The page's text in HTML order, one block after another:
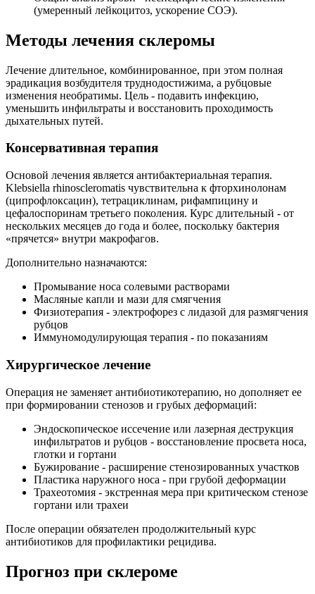
(умеренный лейкоцитоз, ускорение СОЭ).
Методы лечения склеромы
Лечение длительное, комбинированное, при этом полная
эрадикация возбудителя труднодостижима, а рубцовые
изменения необратимы. Цель - подавить инфекцию,
уменьшить инфильтраты и восстановить проходимость
дыхательных путей.
Консервативная терапия
Основой лечения является антибактериальная терапия.
Klebsiella rhinoscleromatis чувствительна к фторхинолонам
(ципрофлоксацин), тетрациклинам, рифампицину и
цефалоспоринам третьего поколения. Курс длительный - от
нескольких месяцев до года и более, поскольку бактерия
«прячется» внутри макрофагов.
Дополнительно назначаются:
Промывание носа солевыми растворами
Масляные капли и мази для смягчения
Физиотерапия - электрофорез с лидазой для размягчения
рубцов
Иммуномодулирующая терапия - по показаниям
Хирургическое лечение
Операция не заменяет антибиотикотерапию, но дополняет ее
при формировании стенозов и грубых деформаций:
Эндоскопическое иссечение или лазерная деструкция
инфильтратов и рубцов - восстановление просвета носа,
глотки и гортани
Бужирование - расширение стенозированных участков
Пластика наружного носа - при грубой деформации
Трахеотомия - экстренная мера при критическом стенозе
гортани или трахеи
После операции обязателен продолжительный курс
антибиотиков для профилактики рецидива.
Прогноз при склероме